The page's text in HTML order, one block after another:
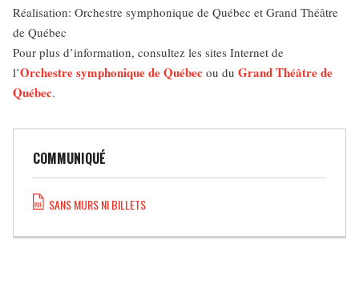
Réalisation: Orchestre symphonique de Québec et Grand Théâtre
de Québec
Pour plus d’information, consultez les sites Internet de
l’Orchestre symphoniquedeQuébec ou du Grand Théâtre de
Québec.
COMMUNIQUÉ
SANS MURS NI BILLETS